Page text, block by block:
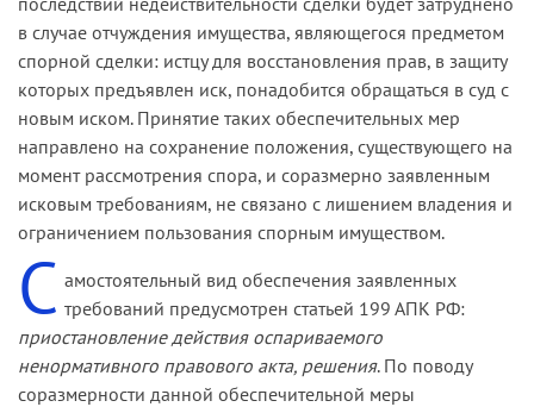
в случае отчуждения имущества, являющегося предметом
спорной сделки: истцу для восстановления прав, в защиту
которых предъявлен иск, понадобится обращаться в суд с
новым иском. Принятие таких обеспечительных мер
направлено на сохранение положения, существующего на
момент рассмотрения спора, и сораз­мерно заявленным
исковым требованиям, не связано с лишением владения и
ограничением пользования спорным имуществом.
С амостоятельный вид обеспечения заявленных
требований пре­дусмотрен статьей 199 АПК РФ:
приостановление действия ос­париваемого
ненормативного правового акта, решения. По поводу
соразмерности данной обеспечительной меры